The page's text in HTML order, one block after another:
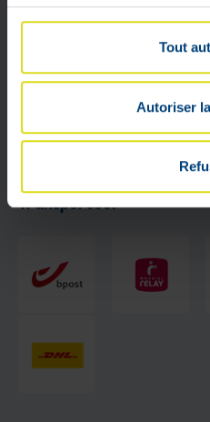
Tout
Autoriser
Transporteur